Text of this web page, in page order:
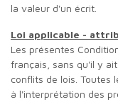
la valeur d'un écrit.
Loi applicable -
Les présentes
français, sans qu'il y
conflits de lois. Toutes
à l'interprétation des